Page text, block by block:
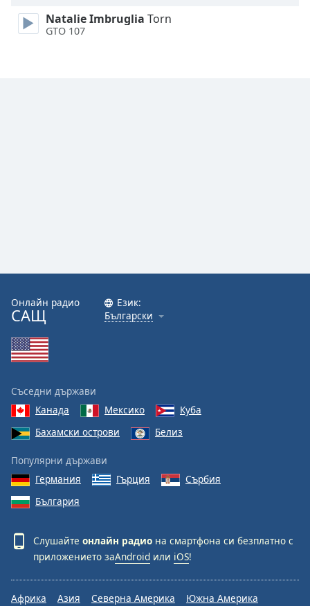
Natalie Imbruglia Torn
GTO 107
Онлайн радио
САЩ
Език:
Български
Съседни държави
Канада
Мексико
Куба
Бахамски острови
Белиз
Популярни държави
Германия
Гърция
Сърбия
България
Слушайте онлайн радио на смартфона си безплатно с
приложението заAndroid или iOS!
Африка Азия Северна Америка Южна Америка